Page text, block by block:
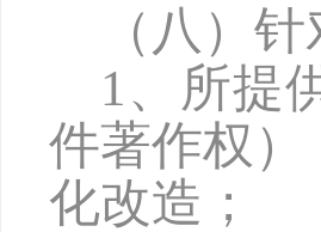
（八）
1、所提
件著作权
化改造；